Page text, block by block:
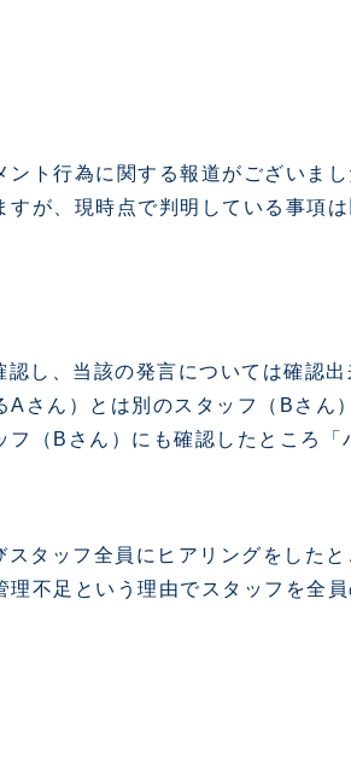
アシストパートナー
ザスパ応援店紹介
ふるさと納税
SCHOOL
ト行為に関する報道がございま
が、現時点で判明している事項は
し、当該の発言については確認
さん）とは別のスタッフ（Bさん
（Bさん）にも確認したところ
タッフ全員にヒアリングをした
不足という理由でスタッフを全